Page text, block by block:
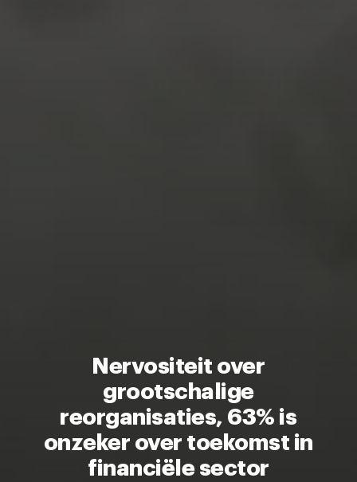
Nervositeit over
grootschalige
reorganisaties, 63% is
onzeker over toekomst in
financiële sector